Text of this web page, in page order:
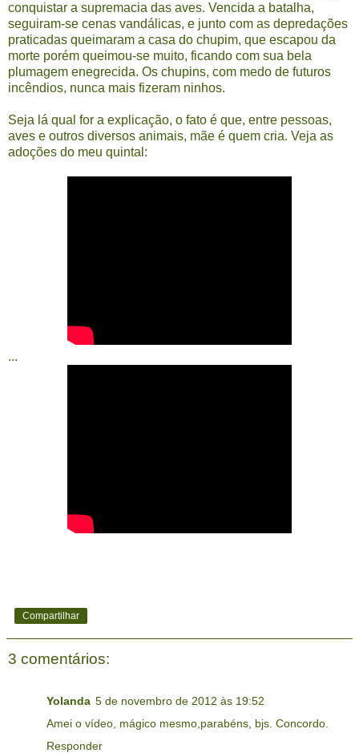
conquistar a supremacia das aves. Vencida a batalha,
seguiram-se cenas vandálicas, e junto com as depredações
praticadas queimaram a casa do chupim, que escapou da
morte porém queimou-se muito, ficando com sua bela
plumagem enegrecida. Os chupins, com medo de futuros
incêndios, nunca mais fizeram ninhos.
Seja lá qual for a explicação, o fato é que, entre pessoas,
aves e outros diversos animais, mãe é quem cria. Veja as
adoções do meu quintal:
...
Compartilhar
3 comentários:
Yolanda 5 de novembro de 2012 às 19:52
Amei o vídeo, mágico mesmo,parabéns, bjs. Concordo.
Responder